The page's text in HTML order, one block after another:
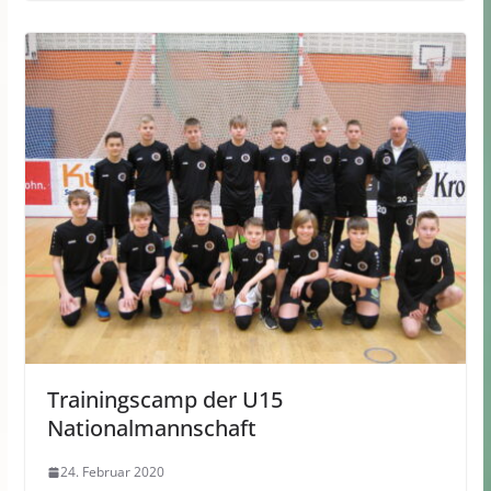
Trainingscamp der U15
Nationalmannschaft
24. Februar 2020